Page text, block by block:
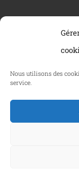
Nous utilisons des
service.
CAREMAO ©